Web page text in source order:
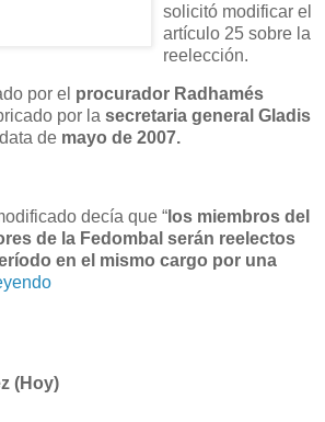
solicitó modificar el
artículo 25 sobre la
reelección.
por el procurador Radhamés
por la secretaria general Gladis
de mayo de 2007.
decía que “ los miembros del
de la Fedombal serán reelectos
en el mismo cargo por una
(Hoy)